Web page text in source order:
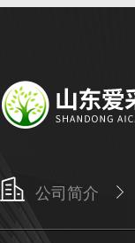
公司简介